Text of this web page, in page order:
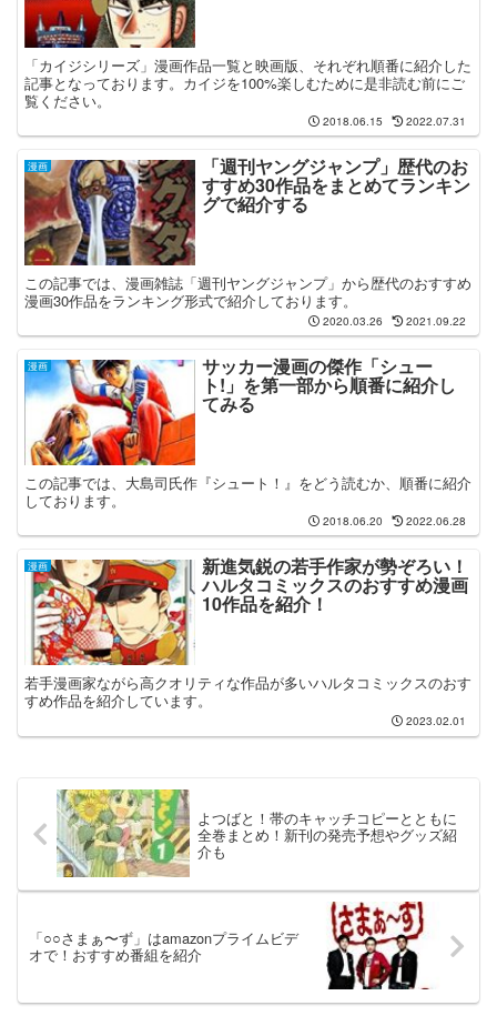
「カイジシリーズ」漫画作品一覧と映画版、それぞれ順番に紹介した
記事となっております。カイジを100%楽しむために是非読む前にご
覧ください。
2018.06.15 2022.07.31
漫画 「週刊ヤングジャンプ」歴代のお
すすめ30作品をまとめてランキン
グで紹介する
この記事では、漫画雑誌「週刊ヤングジャンプ」から歴代のおすすめ
漫画30作品をランキング形式で紹介しております。
2020.03.26 2021.09.22
漫画 サッカー漫画の傑作「シュー
ト!」を第一部から順番に紹介し
てみる
この記事では、大島司氏作『シュート！』をどう読むか、順番に紹介
しております。
2018.06.20 2022.06.28
漫画 新進気鋭の若手作家が勢ぞろい！
ハルタコミックスのおすすめ漫画
10作品を紹介！
若手漫画家ながら高クオリティな作品が多いハルタコミックスのおす
すめ作品を紹介しています。
2023.02.01
よつばと！帯のキャッチコピーとともに
全巻まとめ！新刊の発売予想やグッズ紹
介も
「○○さまぁ〜ず」はamazonプライムビデ
オで！おすすめ番組を紹介